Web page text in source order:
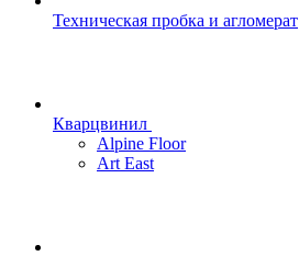
Техническая пробка и агломерат
Кварцвинил
Alpine Floor
Art East